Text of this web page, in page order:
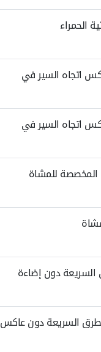
الحمراء
اتجاه السير في
اتجاه السير في
المخصصة للمشاة
السريعة دون إضاءة
السريعة دون عاكس